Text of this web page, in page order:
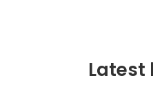
Latest